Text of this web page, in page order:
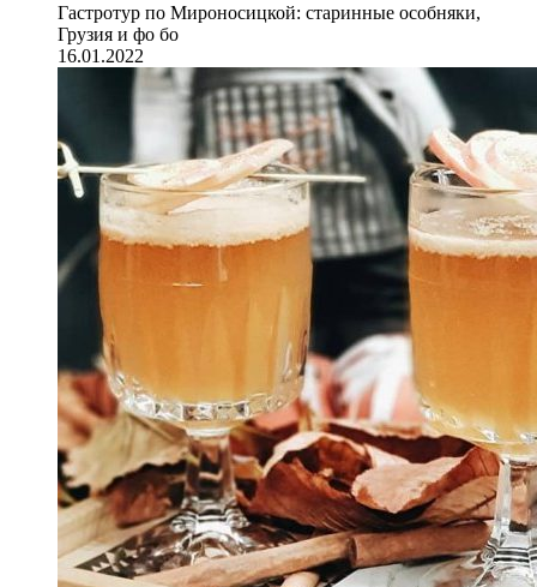
Гастротур по Мироносицкой: старинные особняки,
Грузия и фо бо
16.01.2022